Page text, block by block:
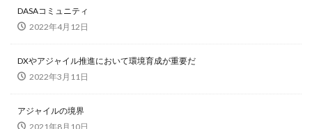
DASAコミュニティ
2022年4月12日
DXやアジャイル推進において環境育成が重要だ
2022年3月11日
アジャイルの境界
2021年8月10日